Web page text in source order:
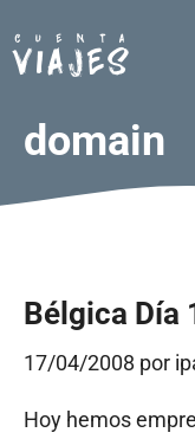
al
contenido
domain
Bélgica Día
17/04/2008 por
Hoy hemos